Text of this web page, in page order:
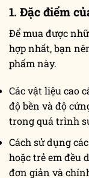
1. Đặc điểm
Để mua được
hợp nhất, bạn
phẩm này.
Các vật liệu cao
độ bền và độ
trong quá trình
Cách sử dụng
hoặc trẻ em đều
đơn giản và